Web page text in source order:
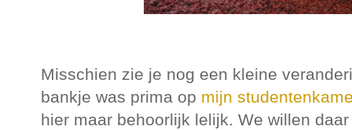
Misschien zie je nog een kleine
bankje was prima op mijn
hier maar behoorlijk lelijk. We willen